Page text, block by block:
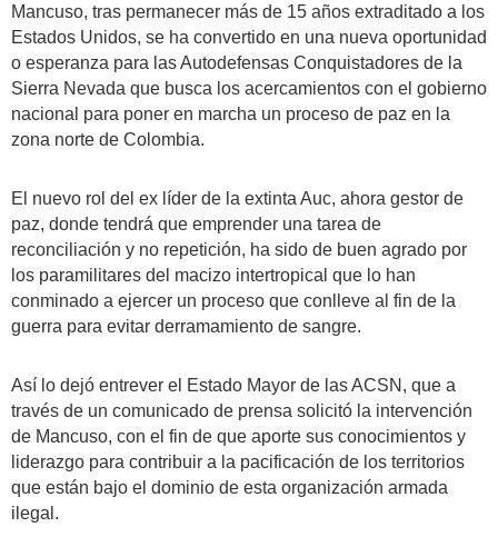
Mancuso, tras permanecer más de 15 años extraditado a los
Estados Unidos, se ha convertido en una nueva oportunidad
o esperanza para las Autodefensas Conquistadores de la
Sierra Nevada que busca los acercamientos con el gobierno
nacional para poner en marcha un proceso de paz en la
zona norte de Colombia.
El nuevo rol del ex líder de la extinta Auc, ahora gestor de
paz, donde tendrá que emprender una tarea de
reconciliación y no repetición, ha sido de buen agrado por
los paramilitares del macizo intertropical que lo han
conminado a ejercer un proceso que conlleve al fin de la
guerra para evitar derramamiento de sangre.
Así lo dejó entrever el Estado Mayor de las ACSN, que a
través de un comunicado de prensa solicitó la intervención
de Mancuso, con el fin de que aporte sus conocimientos y
liderazgo para contribuir a la pacificación de los territorios
que están bajo el dominio de esta organización armada
ilegal.